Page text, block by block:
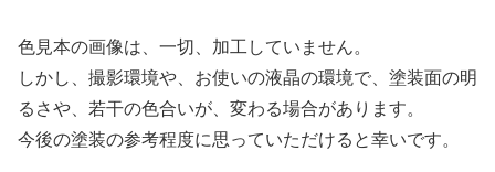
色見本の画像は、一切、加工していません。
しかし、撮影環境や、お使いの液晶の環境で、塗装面の明
るさや、若干の色合いが、変わる場合があります。
今後の塗装の参考程度に思っていただけると幸いです。